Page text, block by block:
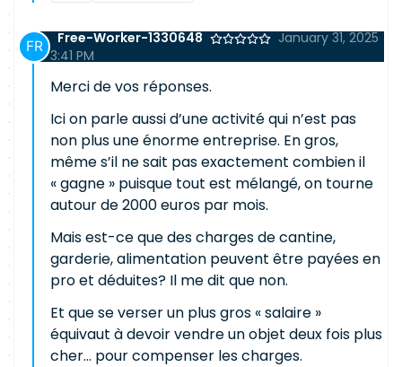
Free-Worker-1330648
January 31, 2025
3:41 PM
Merci de vos réponses.
Ici on parle aussi d’une activité qui n’est pas
non plus une énorme entreprise. En gros,
même s’il ne sait pas exactement combien il
« gagne » puisque tout est mélangé, on tourne
autour de 2000 euros par mois.
Mais est-ce que des charges de cantine,
garderie, alimentation peuvent être payées en
pro et déduites? Il me dit que non.
Et que se verser un plus gros « salaire »
équivaut à devoir vendre un objet deux fois plus
cher… pour compenser les charges.